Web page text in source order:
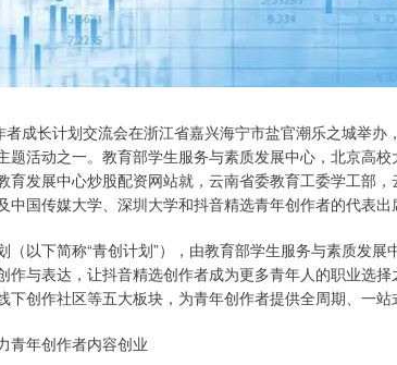
成长计划交流会在浙江省嘉兴海宁市盐官潮乐之城举
题活动之一。教育部学生服务与素质发展中心，北京高
育发展中心炒股配资网站就，云南省委教育工委学工部
中国传媒大学、深圳大学和抖音精选青年创作者的代表出
（以下简称“青创计划”），由教育部学生服务与素质发
作与表达，让抖音精选创作者成为更多青年人的职业选择
下创作社区等五大板块，为青年创作者提供全周期、一
青年创作者内容创业